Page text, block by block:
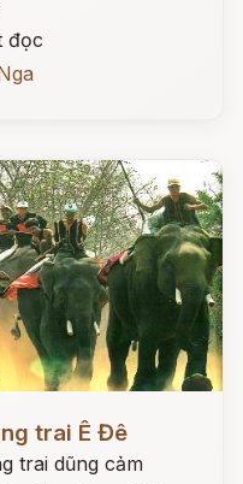
đọc
trai Ê Đê
trai dũng cảm